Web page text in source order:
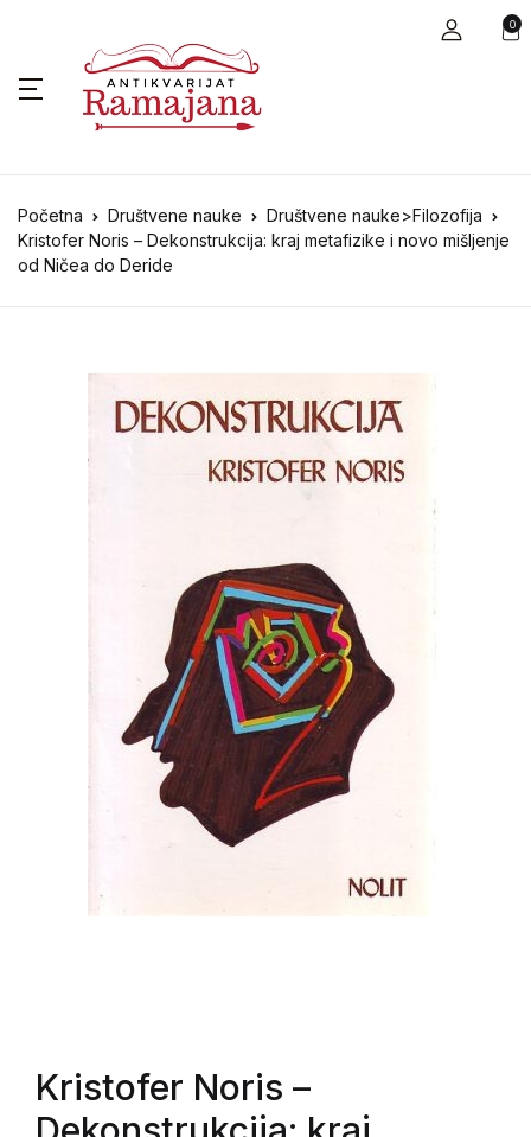
0
Početna Društvene nauke
Društvene nauke>Filozofija
Kristofer Noris – Dekonstrukcija: kraj metafizike i novo mišljenje
od Ničea do Deride
Kristofer Noris –